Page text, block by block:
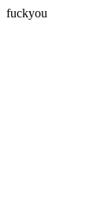
fuckyou